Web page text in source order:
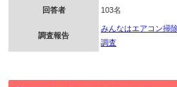
回答者 103名
調査報告
みんなはエアコン掃
調査